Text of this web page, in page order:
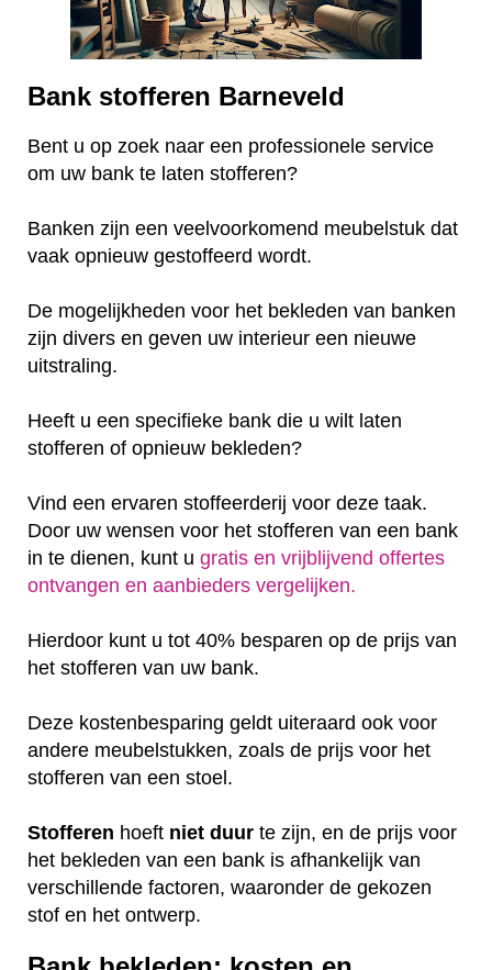
Bank stofferen Barneveld
Bent u op zoek naar een professionele service
om uw bank te laten stofferen?
Banken zijn een veelvoorkomend meubelstuk dat
vaak opnieuw gestoffeerd wordt.
De mogelijkheden voor het bekleden van banken
zijn divers en geven uw interieur een nieuwe
uitstraling.
Heeft u een specifieke bank die u wilt laten
stofferen of opnieuw bekleden?
Vind een ervaren stoffeerderij voor deze taak.
Door uw wensen voor het stofferen van een bank
in te dienen, kunt u gratis en vrijblijvend offertes
ontvangen en aanbieders vergelijken.
Hierdoor kunt u tot 40% besparen op de prijs van
het stofferen van uw bank.
Deze kostenbesparing geldt uiteraard ook voor
andere meubelstukken, zoals de prijs voor het
stofferen van een stoel.
Stofferen hoeft niet duur te zijn, en de prijs voor
het bekleden van een bank is afhankelijk van
verschillende factoren, waaronder de gekozen
stof en het ontwerp.